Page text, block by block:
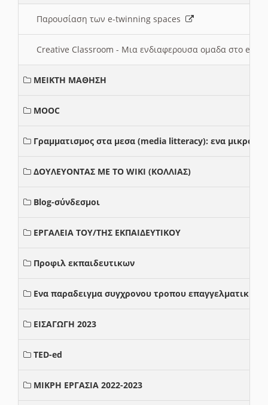
Παρουσίαση των e-twinning spaces
Creative Classroom - Μια ενδιαφερουσα ομαδα στο e-
ΜΕΙΚΤΗ ΜΑΘΗΣΗ
MOOC
Γραμματισμος στα μεσα (media litteracy): ενα μικρο
ΔΟΥΛΕΥΟΝΤΑΣ ΜΕ ΤΟ WIKI (ΚΟΛΛΙΑΣ)
Blog-σύνδεσμοι
ΕΡΓΑΛΕΙΑ ΤΟΥ/ΤΗΣ ΕΚΠΑΙΔΕΥΤΙΚΟΥ
Προφιλ εκπαιδευτικων
Ενα παραδειγμα συγχρονου τροπου επαγγελματικης
ΕΙΣΑΓΩΓΗ 2023
TED-ed
ΜΙΚΡΗ ΕΡΓΑΣΙΑ 2022-2023